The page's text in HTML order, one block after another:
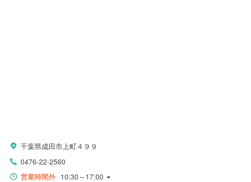
千葉県成田市上町４９９
0476-22-2560
営業時間外 10:30～17:00